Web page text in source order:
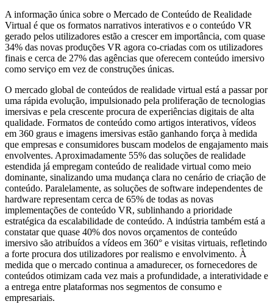
A informação única sobre o Mercado de Conteúdo de Realidade
Virtual é que os formatos narrativos interativos e o conteúdo VR
gerado pelos utilizadores estão a crescer em importância, com quase
34% das novas produções VR agora co-criadas com os utilizadores
finais e cerca de 27% das agências que oferecem conteúdo imersivo
como serviço em vez de construções únicas.
O mercado global de conteúdos de realidade virtual está a passar por
uma rápida evolução, impulsionado pela proliferação de tecnologias
imersivas e pela crescente procura de experiências digitais de alta
qualidade. Formatos de conteúdo como artigos interativos, vídeos
em 360 graus e imagens imersivas estão ganhando força à medida
que empresas e consumidores buscam modelos de engajamento mais
envolventes. Aproximadamente 55% das soluções de realidade
estendida já empregam conteúdo de realidade virtual como meio
dominante, sinalizando uma mudança clara no cenário de criação de
conteúdo. Paralelamente, as soluções de software independentes de
hardware representam cerca de 65% de todas as novas
implementações de conteúdo VR, sublinhando a prioridade
estratégica da escalabilidade de conteúdo. A indústria também está a
constatar que quase 40% dos novos orçamentos de conteúdo
imersivo são atribuídos a vídeos em 360° e visitas virtuais, refletindo
a forte procura dos utilizadores por realismo e envolvimento. À
medida que o mercado continua a amadurecer, os fornecedores de
conteúdos otimizam cada vez mais a profundidade, a interatividade e
a entrega entre plataformas nos segmentos de consumo e
empresariais.